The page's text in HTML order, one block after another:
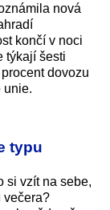
nová
končí v noci
týkají šesti
dovozu
unie.
typu
si vzít na sebe,
večera?